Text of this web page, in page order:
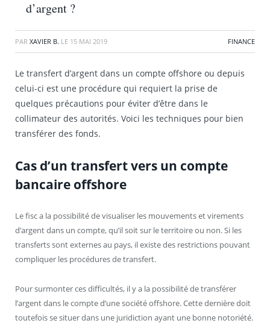
d’argent ?
PAR XAVIER B. LE 15 MAI 2019 FINANCE
Le transfert d’argent dans un compte offshore ou depuis
celui-ci est une procédure qui requiert la prise de
quelques précautions pour éviter d’être dans le
collimateur des autorités. Voici les techniques pour bien
transférer des fonds.
Cas d’un transfert vers un compte
bancaire offshore
Le fisc a la possibilité de visualiser les mouvements et virements
d’argent dans un compte, qu’il soit sur le territoire ou non. Si les
transferts sont externes au pays, il existe des restrictions pouvant
compliquer les procédures de transfert.
Pour surmonter ces difficultés, il y a la possibilité de transférer
l’argent dans le compte d’une société offshore. Cette dernière doit
toutefois se situer dans une juridiction ayant une bonne notoriété.